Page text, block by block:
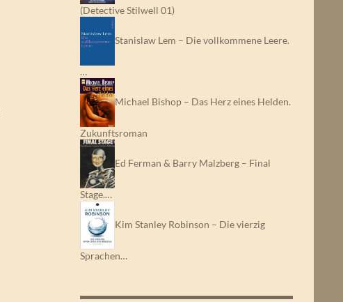
(Detective Stilwell 01)
Stanislaw Lem – Die vollkommene Leere.
…
Michael Bishop – Das Herz eines Helden.
Zukunftsroman
Ed Ferman & Barry Malzberg – Final
Stage.…
Kim Stanley Robinson – Die vierzig
Sprachen…